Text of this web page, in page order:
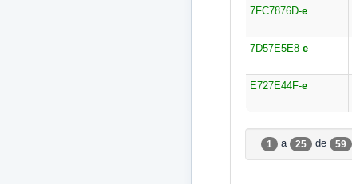
7FC7876D-e
7D57E5E8-e
E727E44F-e
1 a 25 de 59